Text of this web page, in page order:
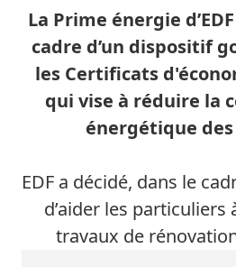
La Prime énergie
cadre d’un dispositif
les Certificats
qui vise à réduire la
énergétique des
EDF a décidé, dans le
d’aider les particuliers
travaux de